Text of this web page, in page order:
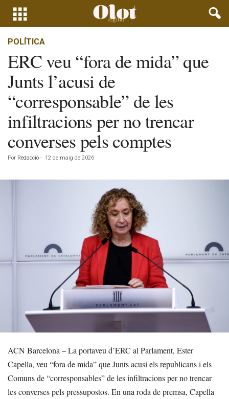
POLÍTICA
ERC veu “fora de mida” que
Junts l’acusi de
“corresponsable” de les
infiltracions per no trencar
converses pels comptes
Por Redacció - 12 de maig de 2026
ACN Barcelona – La portaveu d’ERC al Parlament, Ester
Capella, veu “fora de mida” que Junts acusi els republicans i els
Comuns de “corresponsables” de les infiltracions per no trencar
les converses pels pressupostos. En una roda de premsa, Capella